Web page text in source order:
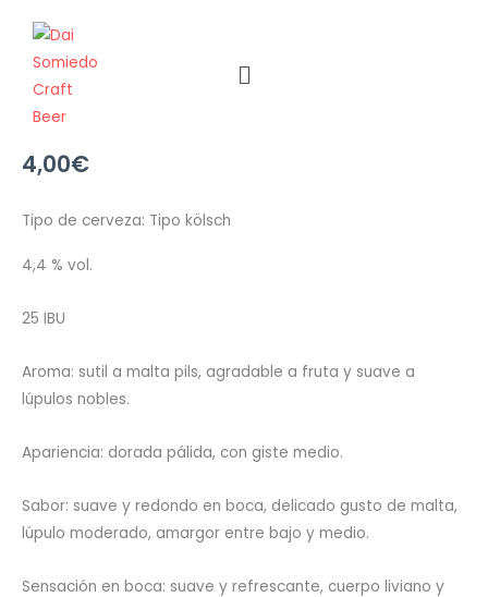
contenido
Menú
4,00€
Tipo de cerveza: Tipo kölsch
4,4 % vol.
25 IBU
Aroma: sutil a malta pils, agradable a fruta y suave a
lúpulos nobles.
Apariencia: dorada pálida, con giste medio.
Sabor: suave y redondo en boca, delicado gusto de malta,
lúpulo moderado, amargor entre bajo y medio.
Sensación en boca: suave y refrescante, cuerpo liviano y